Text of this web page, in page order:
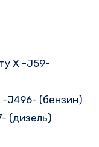
X -J59-
(дизель)